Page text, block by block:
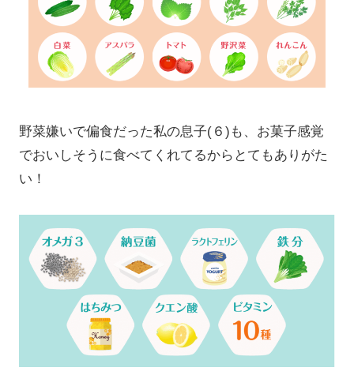
野菜嫌いで偏食だった私の息子(６)も、お菓子感覚
でおいしそうに食べてくれてるからとてもありがた
い！